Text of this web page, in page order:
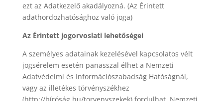
ezt az Adatkezelő akadályozná. (Az Érintett
adathordozhatósághoz való joga)
Az Érintett jogorvoslati lehetőségei
A személyes adatainak kezelésével kapcsolatos vélt
jogsérelem esetén panasszal élhet a Nemzeti
Adatvédelmi és Információszabadság Hatóságnál,
vagy az illetékes törvényszékhez